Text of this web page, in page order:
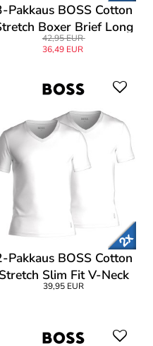
Pakkaus BOSS Cotton
Boxer Brief Long
42,95 EUR
36,49 EUR
Pakkaus BOSS Cotton
Stretch Slim Fit V-Neck
T-shirt
39,95 EUR